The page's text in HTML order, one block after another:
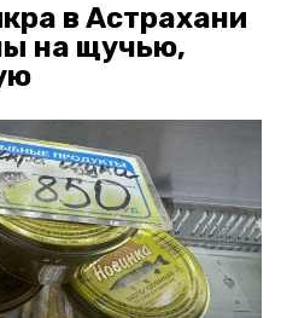
в Астрахани
на щучью,